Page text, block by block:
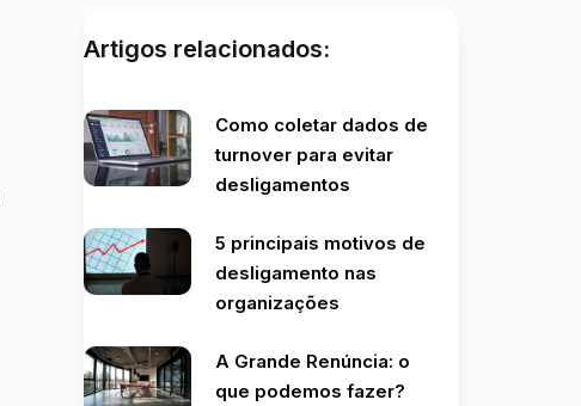
Artigos relacionados:
Como coletar dados de
turnover para evitar
desligamentos
5 principais motivos de
desligamento nas
organizações
A Grande Renúncia: o
que podemos fazer?